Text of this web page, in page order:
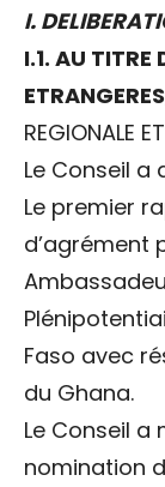
I.
I.1. AU TITRE
REGIONALE
Le Conseil
Le premier
d’agrément
Faso avec
du Ghana.
Le Conseil
nomination